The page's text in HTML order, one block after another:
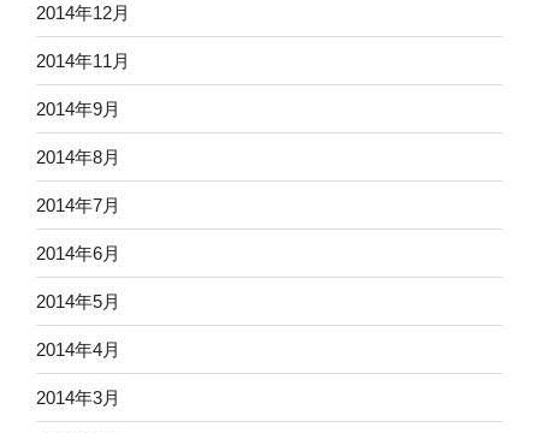
2014年12月
2014年11月
2014年9月
2014年8月
2014年7月
2014年6月
2014年5月
2014年4月
2014年3月